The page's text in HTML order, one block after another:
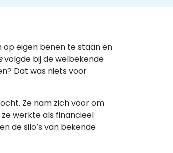
op eigen benen te staan en
volgde bij de welbekende
Dat was niets voor
Ze nam zich voor om
werkte als financieel
de silo’s van bekende